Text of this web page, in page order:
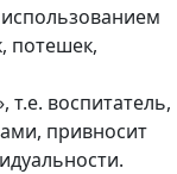
потешек,
т.е. воспитатель,
привносит